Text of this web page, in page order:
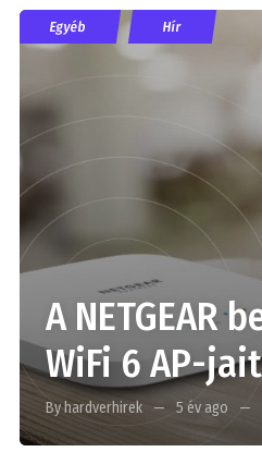
Egyéb Hír
A NETGEAR
WiFi 6 AP-jait
By hardverhirek 5 év ago